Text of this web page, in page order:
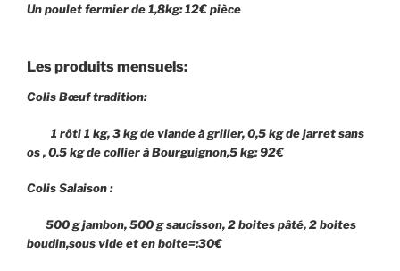
Un poulet fermier de 1,8kg: 12€ pièce
Les produits mensuels:
Colis Bœuf tradition:
1 rôti 1 kg, 3 kg de viande à griller, 0,5 kg de jarret sans
os , 0.5 kg de collier à Bourguignon,5 kg: 92€
Colis Salaison :
500 g jambon, 500 g saucisson, 2 boites pâté, 2 boites
boudin,sous vide et en boite=:30€